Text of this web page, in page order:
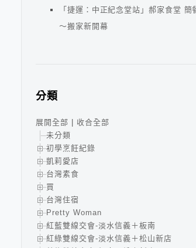
「捷運：中正紀念堂站」郝家食堂 簡
～搬家新開幕
分類
展開全部
收合全部
未分類
初學烹飪紀錄
凱莉愛店
台灣素食
買
台灣住宿
Pretty Woman
紅藍雙線交會-淡水信義＋板南
紅綠雙線交會-淡水信義＋松山新店